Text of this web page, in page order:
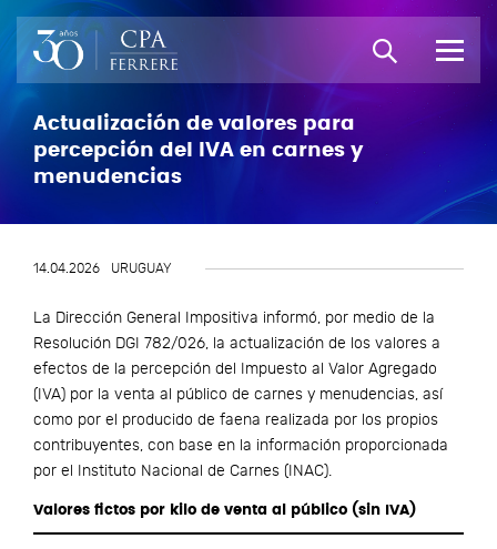
Actualización de valores para
percepción del IVA en carnes y
menudencias
14.04.2026 URUGUAY
La Dirección General Impositiva informó, por medio de la
Resolución DGI 782/026, la actualización de los valores a
efectos de la percepción del Impuesto al Valor Agregado
(IVA) por la venta al público de carnes y menudencias, así
como por el producido de faena realizada por los propios
contribuyentes, con base en la información proporcionada
por el Instituto Nacional de Carnes (INAC).
Valores fictos por kilo de venta al público (sin IVA)